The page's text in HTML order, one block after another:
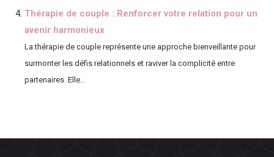
Thérapie de couple : Renforcer votre relation pour un
avenir harmonieux
La thérapie de couple représente une approche bienveillante pour
surmonter les défis relationnels et raviver la complicité entre
partenaires. Elle...